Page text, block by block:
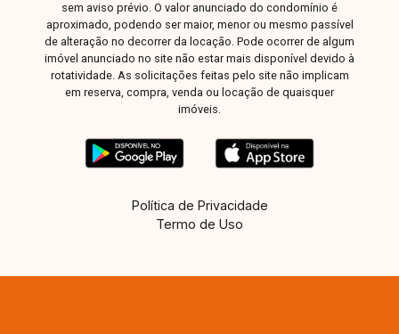
sem aviso prévio. O valor anunciado do condomínio é
aproximado, podendo ser maior, menor ou mesmo passível
de alteração no decorrer da locação. Pode ocorrer de algum
imóvel anunciado no site não estar mais disponível devido à
rotatividade. As solicitações feitas pelo site não implicam
em reserva, compra, venda ou locação de quaisquer
imóveis.
Política de Privacidade
Termo de Uso